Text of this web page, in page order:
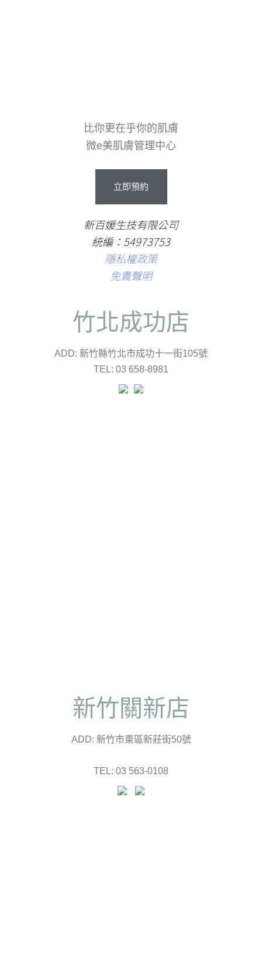
比你更在乎你的肌膚
微e美肌膚管理中心
立即預約
新百媛生技有限公司
統編：54973753
隱私權政策
免責聲明
竹北成功店
ADD: 新竹縣竹北市成功十一街105號
TEL: 03 658-8981
新竹關新店
ADD: 新竹市東區新莊街50號
TEL: 03 563-0108